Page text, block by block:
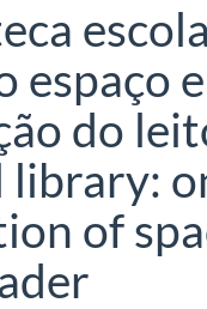
espaço
do
library:
of